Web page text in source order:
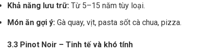
Khả năng lưu trữ: Từ 5–15 năm tùy loại.
Món ăn gợi ý: Gà quay, vịt, pasta sốt cà chua, pizza.
3.3 Pinot Noir – Tinh tế và khó tính